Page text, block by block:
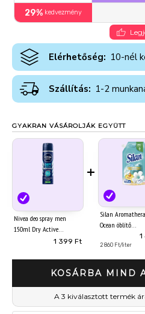
29% kedvezmény
Elérhetőség: 10-nél
Szállítás: 1-2
GYAKRAN VÁSÁROLJÁK EGYÜTT
Nivea deo spray men
150ml Dry Active
1 399 Ft
+
Silan
Ocean öblítő
koncentrátum
594 ml
2 860 Ft/liter
KOSÁRBA MIND
A 3 kiválasztott termék